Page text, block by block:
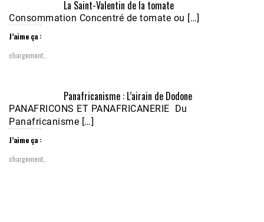
Nobana (Podologue)
Feb 24, 2021 • 28mnLa Saint-Valentin de la tomate
Consommation Concentré de tomate ou […]
J’aime ça :
chargement…
Panafricanisme : L’airain de Dodone
PANAFRICONS ET PANAFRICANERIE Du
Panafricanisme […]
J’aime ça :
chargement…